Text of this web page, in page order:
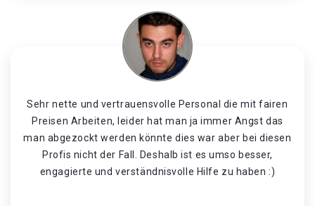
Sehr nette und vertrauensvolle Personal die mit fairen
Preisen Arbeiten, leider hat man ja immer Angst das
man abgezockt werden könnte dies war aber bei diesen
Profis nicht der Fall. Deshalb ist es umso besser,
engagierte und verständnisvolle Hilfe zu haben :)